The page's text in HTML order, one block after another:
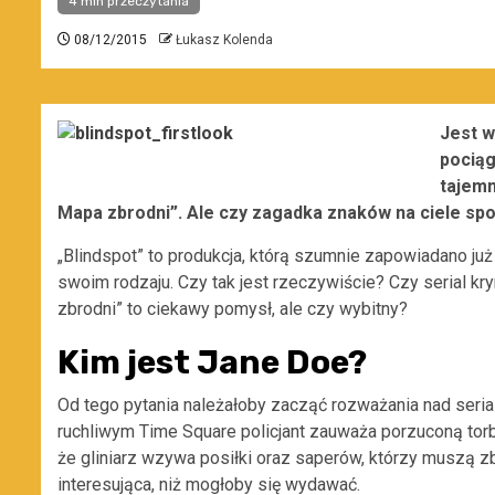
08/12/2015 Łukasz Kolenda
Jest
Mapa zbrodni”. Ale czy zagadka znaków na ciele
„Blindspot” to produkcja, którą szumnie zapowiadano
swoim rodzaju. Czy tak jest rzeczywiście? Czy serial
zbrodni” to ciekawy pomysł, ale czy wybitny?
Kim jest Jane Doe?
Od tego pytania należałoby zacząć rozważania nad
ruchliwym Time Square policjant zauważa porzuconą
że gliniarz wzywa posiłki oraz saperów, którzy muszą
interesująca, niż mogłoby się wydawać.